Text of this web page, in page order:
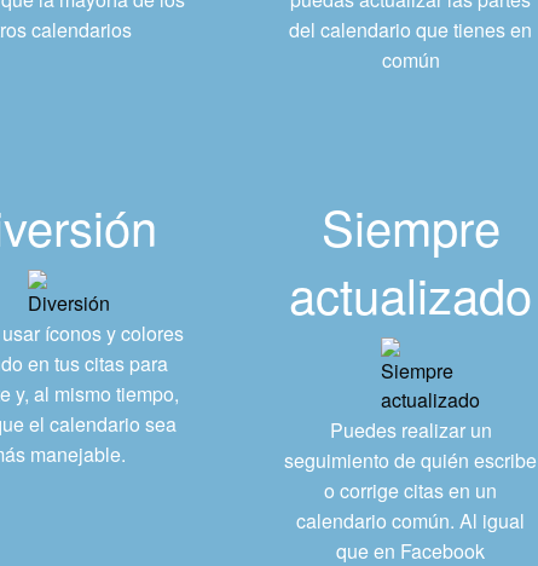
calendarios
del calendario que tienes en
común
íconos y colores
en tus citas para
y, al mismo tiempo,
el calendario sea
manejable.
Siempre
actualizado
Puedes realizar un
seguimiento de quién escribe
o corrige citas en un
calendario común. Al igual
que en Facebook